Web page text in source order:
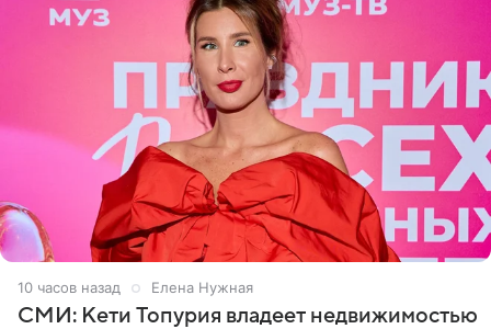
10 часов назад Елена Нужная
СМИ: Кети Топурия владеет недвижимостью